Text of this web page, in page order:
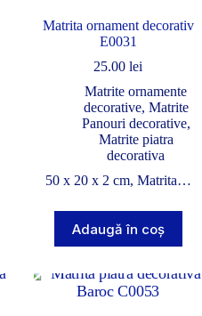
Matrita ornament decorativ
E0031
25.00 lei
Matrite ornamente
decorative, Matrite
Panouri decorative,
Matrite piatra
decorativa
50 x 20 x 2 cm, Matrita…
Adaugă în coș